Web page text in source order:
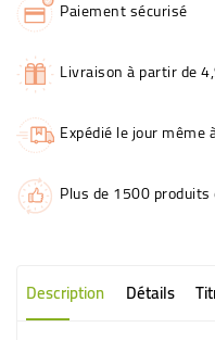
Paiement sécurisé
Livraison à partir de
Expédié le jour
Plus de 1500
Description Détails